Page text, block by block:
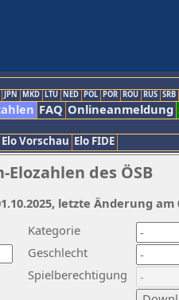
JPN MKD LTU NED POL POR ROU RUS SRB
FAQ Onlineanmeldung
Elo Vorschau Elo FIDE
des ÖSB
Kategorie
Geschlecht
Spielberechtigung
letzte Änderung